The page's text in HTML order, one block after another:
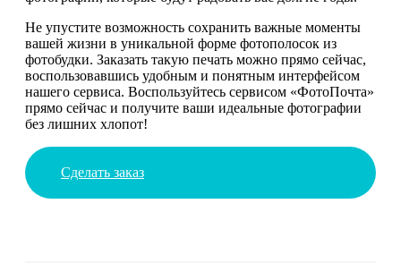
Не упустите возможность сохранить важные моменты
вашей жизни в уникальной форме фотополосок из
фотобудки. Заказать такую печать можно прямо сейчас,
воспользовавшись удобным и понятным интерфейсом
нашего сервиса. Воспользуйтесь сервисом «ФотоПочта»
прямо сейчас и получите ваши идеальные фотографии
без лишних хлопот!
Сделать заказ